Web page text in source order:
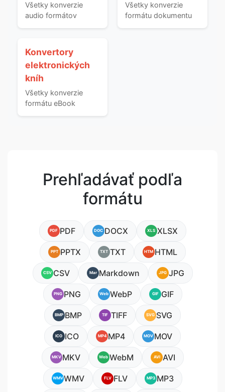
Všetky konverzie
audio formátov
Všetky konverzie
formátu dokumentu
Konvertory
elektronických
kníh
Všetky konverzie
formátu eBook
Prehľadávať podľa
formátu
PDF PDF DOC DOCX XLS XLSX
PPT PPTX TXT TXT HTM HTML
CSV CSV Mar Markdown JPG JPG
PNG PNG Web WebP GIF GIF
BMP BMP TIF TIFF SVG SVG
ICO ICO MP4 MP4 MOV MOV
MKV MKV Web WebM AVI AVI
WMVWMV FLV FLV MP3 MP3